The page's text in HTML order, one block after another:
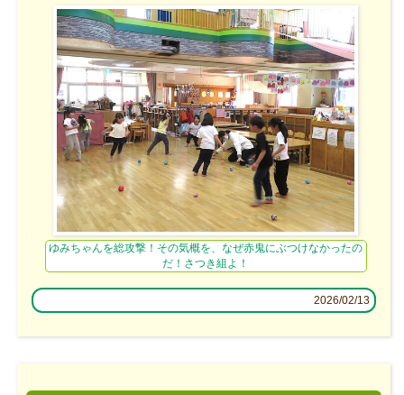
ゆみちゃんを総攻撃！その気概を、なぜ赤鬼にぶつけなかったの
だ！さつき組よ！
2026/02/13